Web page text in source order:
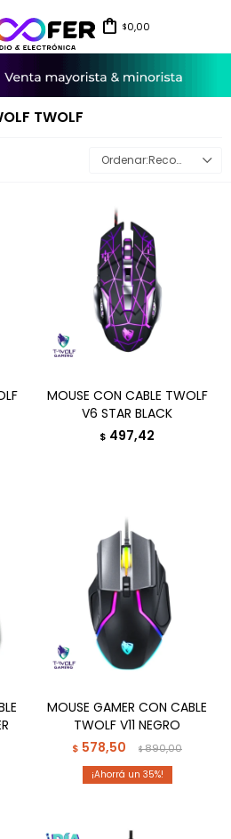
$0,00
TWOLF
Recomendados
MOUSE CON CABLE TWOLF
V6 STAR BLACK
$ 497,42
MOUSE GAMER CON CABLE
TWOLF V11 NEGRO
$ 578,50 $890,00
35